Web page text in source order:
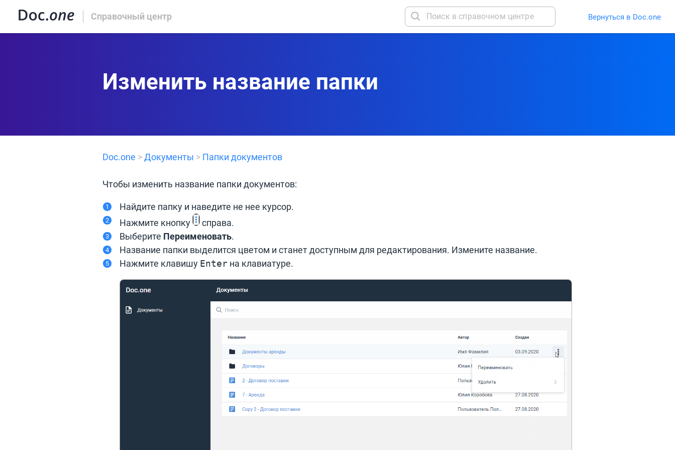
Справочный центр Вернуться в Doc.one
Изменить название папки
Doc.one >Документы > Папки документов
Чтобы изменить название папки документов:
Найдите папку и наведите не нее курсор.
Нажмите кнопку
справа.
Выберите Переименовать.
Название папки выделится цветом и станет доступным для редактирования. Измените название.
Нажмите клавишу Enter на клавиатуре.